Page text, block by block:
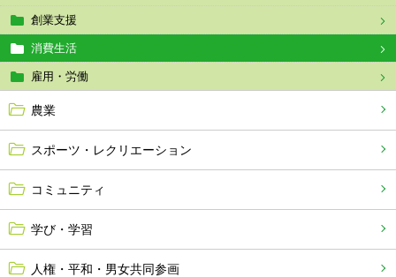
創業支援
消費生活
雇用・労働
農業
スポーツ・レクリエーション
コミュニティ
学び・学習
人権・平和・男女共同参画